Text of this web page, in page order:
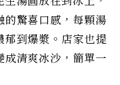
的驚喜口感，每顆湯
郁到爆漿。店家也提
成清爽冰沙，簡單一